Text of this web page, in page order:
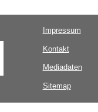
Impressum
Kontakt
Mediadaten
Sitemap